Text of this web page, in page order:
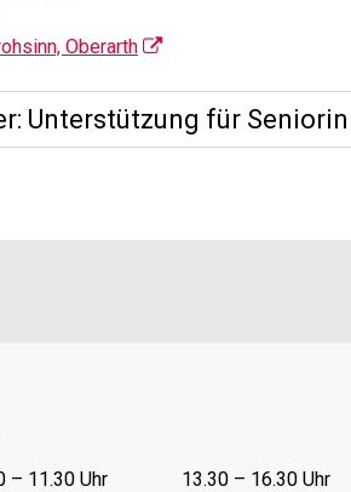
Oberarth
Unterstützung für
Nachmittag
– 11.30 Uhr 13.30 – 16.30 Uhr